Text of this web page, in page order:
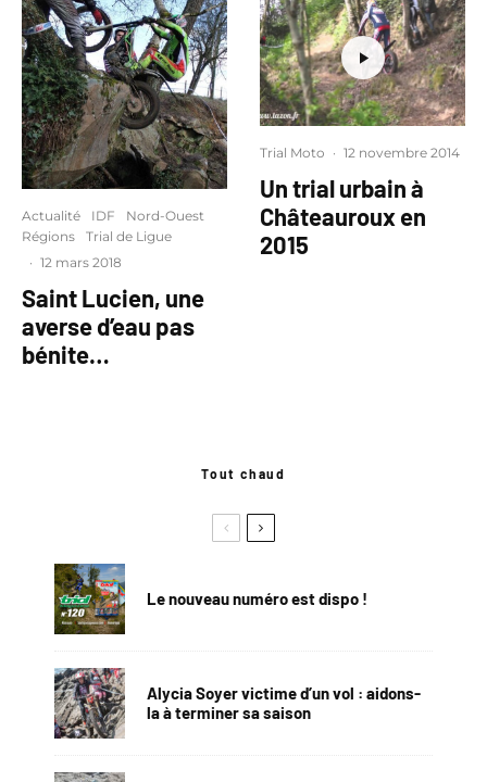
Actualité IDF
Nord-Ouest
Régions
Trial de Ligue
· 12 mars 2018
Saint Lucien, une
averse d’eau pas
bénite…
Trial Moto · 12 novembre 2014
Un trial urbain à
Châteauroux en
2015
Tout chaud
Le nouveau numéro est dispo !
Alycia Soyer victime d’un vol : aidons-
la à terminer sa saison